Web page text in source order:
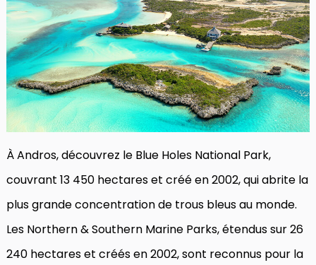
À Andros, découvrez le Blue Holes National Park,
couvrant 13 450 hectares et créé en 2002, qui abrite la
plus grande concentration de trous bleus au monde.
Les Northern & Southern Marine Parks, étendus sur 26
240 hectares et créés en 2002, sont reconnus pour la